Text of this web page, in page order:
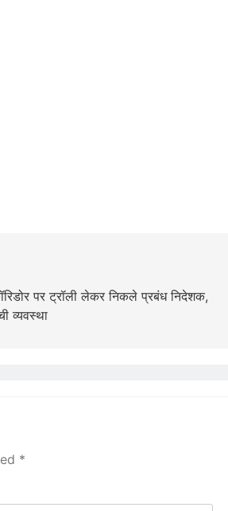
पर ट्रॉली लेकर निकले प्रबंध निदेशक,
व्यवस्था
*